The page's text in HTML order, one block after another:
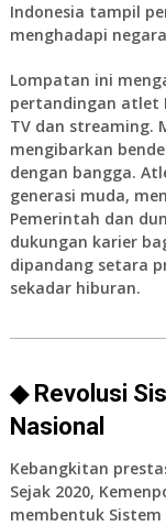
Indonesia tampil
menghadapi
Lompatan ini
pertandingan atlet
TV dan streaming.
mengibarkan
dengan bangga.
generasi muda,
Pemerintah dan
dukungan karier
dipandang setara
sekadar hiburan.
◆ Revolusi
Nasional
Kebangkitan
Sejak 2020,
membentuk